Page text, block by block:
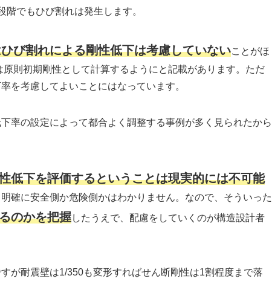
でもひび割れは発生します。
び割れによる剛性低下は考慮していないことがほ
則初期剛性として計算するようにと記載があります。ただ
を考慮してよいことにはなっています。
率の設定によって都合よく調整する事例が多く見られたから
低下を評価するということは現実的には不可能
確に安全側か危険側かはわかりません。なので、そういった
のかを把握したうえで、配慮をしていくのが構造設計者
が耐震壁は1/350も変形すればせん断剛性は1割程度まで落